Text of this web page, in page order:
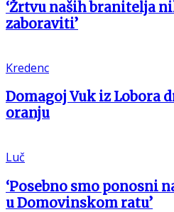
‘Žrtvu naših branitelja
zaboraviti’
Kredenc
Domagoj Vuk iz Lobora
oranju
Luč
‘Posebno smo ponosni
u Domovinskom ratu’